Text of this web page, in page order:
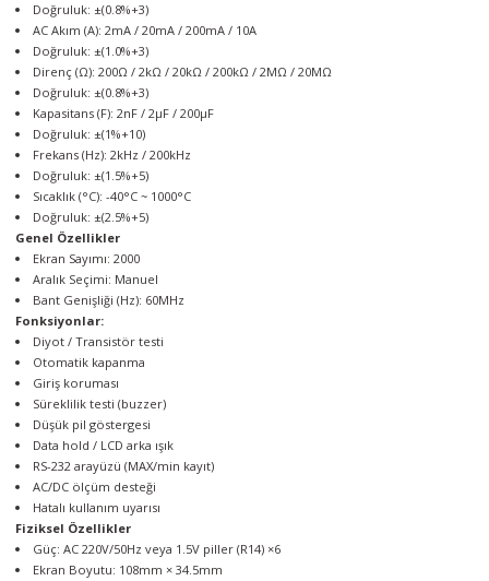
Doğruluk: ±(0.8%+3)
AC Akım (A): 2mA / 20mA / 200mA / 10A
Doğruluk: ±(1.0%+3)
Direnç (Ω): 200Ω / 2kΩ / 20kΩ / 200kΩ / 2MΩ / 20MΩ
Doğruluk: ±(0.8%+3)
Kapasitans (F): 2nF / 2µF / 200µF
Doğruluk: ±(1%+10)
Frekans (Hz): 2kHz / 200kHz
Doğruluk: ±(1.5%+5)
Sıcaklık (°C): -40°C ~ 1000°C
Doğruluk: ±(2.5%+5)
Genel Özellikler
Ekran Sayımı: 2000
Aralık Seçimi: Manuel
Bant Genişliği (Hz): 60MHz
Fonksiyonlar:
Diyot / Transistör testi
Otomatik kapanma
Giriş koruması
Süreklilik testi (buzzer)
Düşük pil göstergesi
Data hold / LCD arka ışık
RS-232 arayüzü (MAX/min kayıt)
AC/DC ölçüm desteği
Hatalı kullanım uyarısı
Fiziksel Özellikler
Güç: AC 220V/50Hz veya 1.5V piller (R14) ×6
Ekran Boyutu: 108mm × 34.5mm